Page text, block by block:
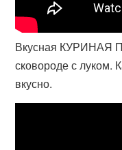
Вкусная КУРИНАЯ
сковороде с луком.
вкусно.